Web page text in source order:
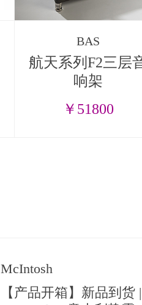
BAS
航天系列F2三层
响架
￥51800
McIntosh
【产品开箱】新品到货